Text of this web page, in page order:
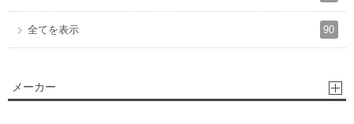
全てを表示 90
メーカー